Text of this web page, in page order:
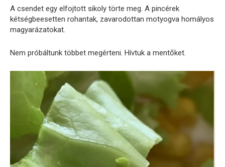
A csendet egy elfojtott sikoly törte meg. A pincérek
kétségbeesetten rohantak, zavarodottan motyogva homályos
magyarázatokat.
Nem próbáltunk többet megérteni. Hívtuk a mentőket.